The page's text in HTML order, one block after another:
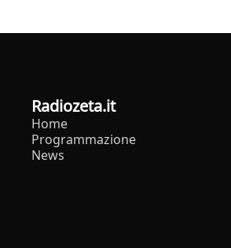
radiozeta.it
Home
Programmazione
News